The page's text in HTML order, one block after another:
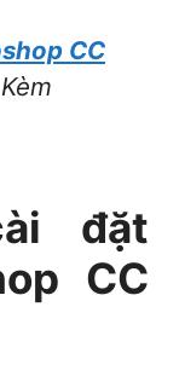
CC
đặt
CC